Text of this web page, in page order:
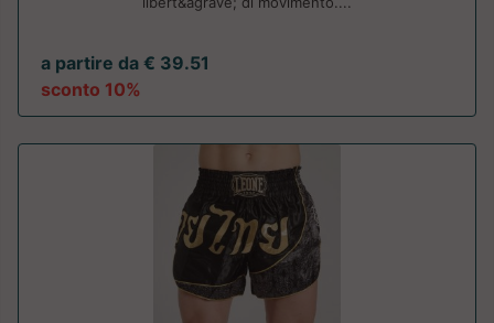
a partire da € 39.51
sconto 10%